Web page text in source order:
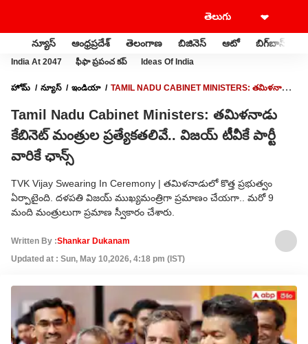
న్యూస్ ఆంధ్రప్రదేశ్ తెలంగాణ బిజినెస్ ఆటో బిగ్‌బాస్
India At 2047 ఫీఫా ప్రపంచ కప్ Ideas Of India
హోమ్ న్యూస్ ఇండియా
TAMIL NADU CABINET MINISTERS: తమిళనాడు
Tamil Nadu Cabinet Ministers: తమిళనాడు
కేబినెట్ మంత్రుల ప్రత్యేకతలివే.. విజయ్ టీవీకే పార్టీ
వారికే ఛాన్స్
TVK Vijay Swearing In Ceremony | తమిళనాడులో కొత్త ప్రభుత్వం
ఏర్పాటైంది. దళపతి విజయ్ ముఖ్యమంత్రిగా ప్రమాణం చేయగా.. మరో 9
మంది మంత్రులుగా ప్రమాణ స్వీకారం చేశారు.
Written By :Shankar Dukanam
Updated at : Sun, May 10,2026, 4:18 pm (IST)